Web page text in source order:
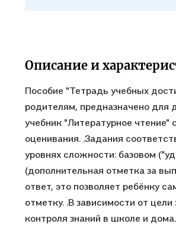
Описание и
Пособие "Тетрадь учебных
родителям, предназначено для
учебник "Литературное
оценивания. .Задания
уровнях сложности: базовом
(дополнительная отметка за
ответ, это позволяет ребёнку
отметку. .В зависимости от
контроля знаний в школе и